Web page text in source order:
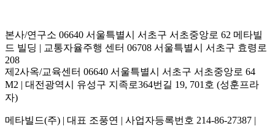
본사/연구소 06640 서울특별시 서초구 서초중앙로 62 메타빌
드 빌딩 | 교통자율주행 센터 06708 서울특별시 서초구 효령로
208
제2사옥/교육센터 06640 서울특별시 서초구 서초중앙로 64
M2 | 대전광역시 유성구 지족로364번길 19, 701호 (성훈프라
자)
메타빌드(주) | 대표 조풍연 | 사업자등록번호 214-86-27387 |